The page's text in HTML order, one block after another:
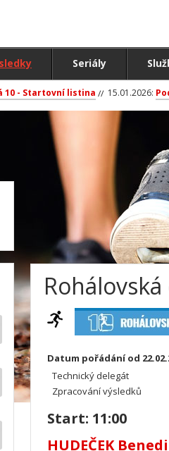
Seriály
10 - Startovní listina 15.01.2026:
Datum pořádání od
Technický delegát
Zpracování výsledků
Start: 11:00
HUDEČEK